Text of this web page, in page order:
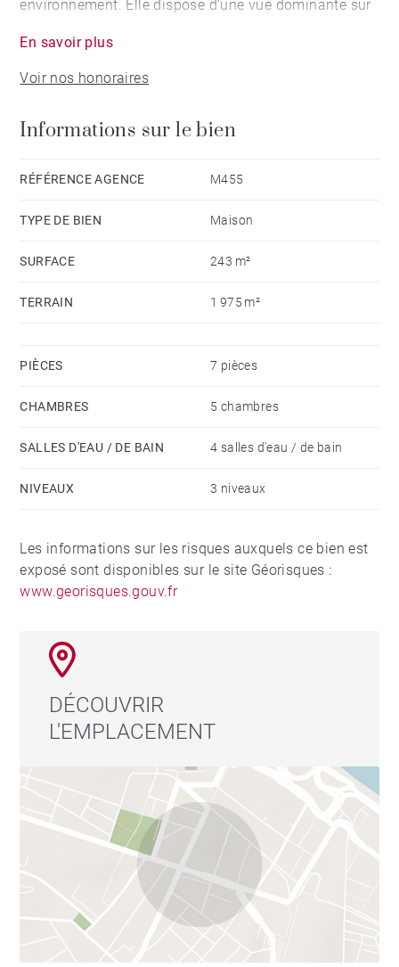
environnement. Elle dispose d'une vue dominante sur
basques en ligne de mire. Elle comporte de beaux
vitraux (Mauméjean) qui sont un bel héritage
basque. La maison devra néanmoins comporter des
En savoir plus
Voir nos honoraires
Informations sur le bien
RÉFÉRENCE AGENCE M455
TYPE DE BIEN Maison
SURFACE 243 m²
TERRAIN 1 975 m²
PIÈCES 7 pièces
CHAMBRES 5 chambres
SALLES D'EAU / DE BAIN 4 salles d'eau / de bain
NIVEAUX 3 niveaux
Les informations sur les risques auxquels ce bien est
exposé sont disponibles sur le site Géorisques :
www.georisques.gouv.fr
DÉCOUVRIR
L'EMPLACEMENT